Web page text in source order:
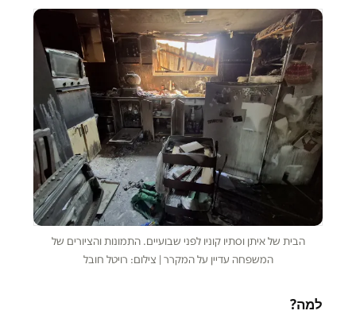
הבית של איתן וסתיו קוניו לפני שבועיים. התמונות והציורים של
המשפחה עדיין על המקרר | צילום: רויטל חובל
למה?